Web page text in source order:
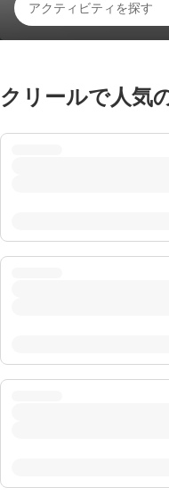
クリールで人気